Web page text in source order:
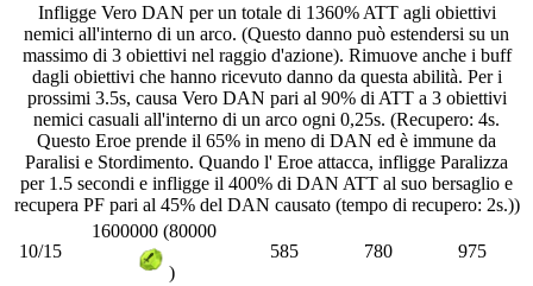
Infligge Vero DAN per un totale di 1360% ATT agli obiettivi
nemici all'interno di un arco. (Questo danno può estendersi su un
massimo di 3 obiettivi nel raggio d'azione). Rimuove anche i buff
dagli obiettivi che hanno ricevuto danno da questa abilità. Per i
prossimi 3.5s, causa Vero DAN pari al 90% di ATT a 3 obiettivi
nemici casuali all'interno di un arco ogni 0,25s. (Recupero: 4s.
Questo Eroe prende il 65% in meno di DAN ed è immune da
Paralisi e Stordimento. Quando l' Eroe attacca, infligge Paralizza
per 1.5 secondi e infligge il 400% di DAN ATT al suo bersaglio e
recupera PF pari al 45% del DAN causato (tempo di recupero: 2s.))
10/15
1600000 (80000
)
585 780 975